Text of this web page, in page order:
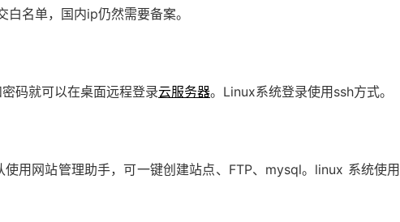
名单，国内ip仍然需要备案。
码就可以在桌面远程登录云服务器。Linux系统登录使用ssh方式。
使用网站管理助手，可一键创建站点、FTP、mysql。linux 系统使用